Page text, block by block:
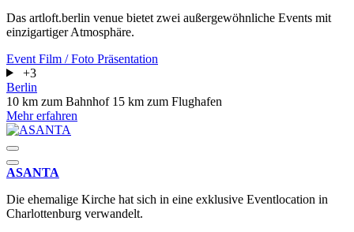
Das artloft.berlin venue bietet zwei außergewöhnliche Events mit
einzigartiger Atmosphäre.
Event Film / Foto Präsentation
+3
Berlin
10 km zum Bahnhof 15 km zum Flughafen
Mehr erfahren
ASANTA
Die ehemalige Kirche hat sich in eine exklusive Eventlocation in
Charlottenburg verwandelt.